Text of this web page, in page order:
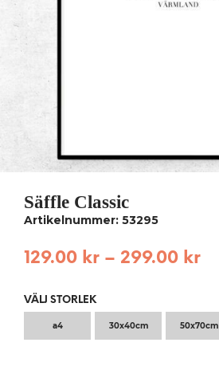
Säffle Classic
Artikelnummer: 53295
129.00 kr – 299.00 kr
VÄLJ STORLEK
a4 30x40cm 50x70cm